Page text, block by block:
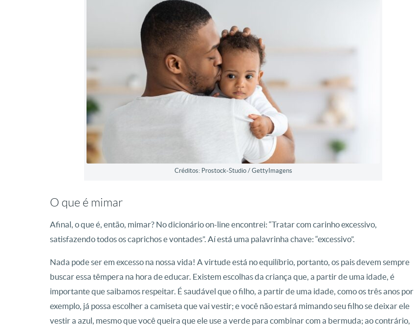
Créditos: Prostock-Studio / GettyImagens
O que é mimar
Afinal, o que é, então, mimar? No dicionário on-line encontrei: “Tratar com carinho excessivo,
satisfazendo todos os caprichos e vontades”. Aí está uma palavrinha chave: “excessivo”.
Nada pode ser em excesso na nossa vida! A virtude está no equilíbrio, portanto, os pais devem sempre
buscar essa têmpera na hora de educar. Existem escolhas da criança que, a partir de uma idade, é
importante que saibamos respeitar. É saudável que o filho, a partir de uma idade, como os três anos por
exemplo, já possa escolher a camiseta que vai vestir; e você não estará mimando seu filho se deixar ele
vestir a azul, mesmo que você queira que ele use a verde para combinar com a bermuda; ao contrário,